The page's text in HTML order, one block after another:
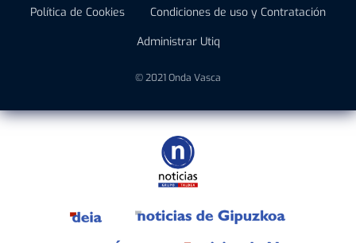
Política de Cookies
Condiciones de uso y Contratación
Administrar Utiq
© 2021 Onda Vasca